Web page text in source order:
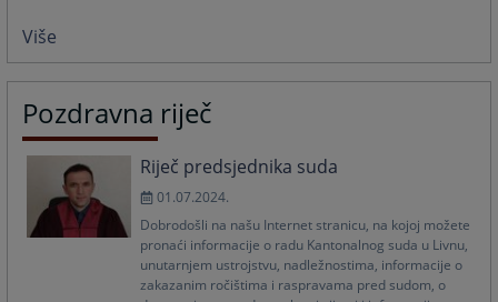
Više
Pozdravna riječ
Riječ predsjednika suda
01.07.2024.
Dobrodošli na našu Internet stranicu, na kojoj možete
pronaći informacije o radu Kantonalnog suda u Livnu,
unutarnjem ustrojstvu, nadležnostima, informacije o
zakazanim ročištima i raspravama pred sudom, o